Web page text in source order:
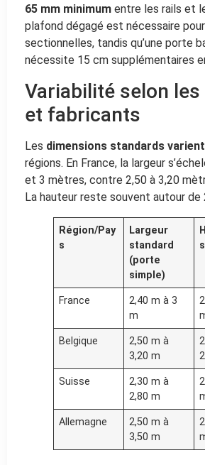
65 mm minimum entre les rails et
plafond dégagé est nécessaire
sectionnelles, tandis qu’une porte
nécessite 15 cm supplémentaires
Variabilité selon
et fabricants
Les dimensions standards varient
régions. En France, la largeur
et 3 mètres, contre 2,50 à 3,20
La hauteur reste souvent autour de
Région/Pay
s
Largeur
standard
(porte
simple)
France
2,40 m à 3
m
Belgique
2,50 m à
3,20 m
Suisse
2,30 m à
2,80 m
Allemagne
2,50 m à
3,50 m